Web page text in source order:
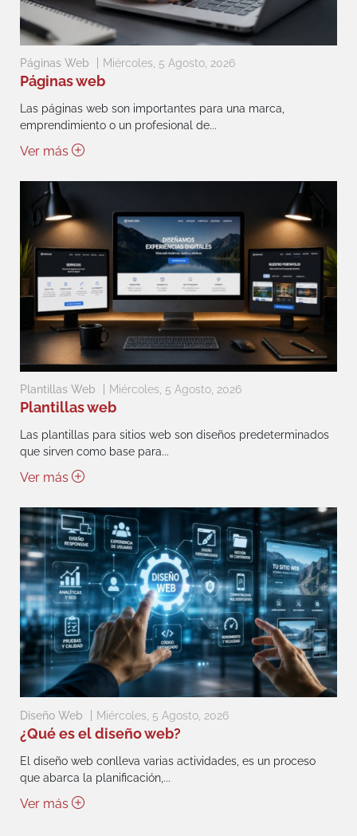
Páginas Web Miércoles, 5 Agosto, 2026
Páginas web
Las páginas web son importantes para una marca,
emprendimiento o un profesional de...
Ver más
Plantillas Web Miércoles, 5 Agosto, 2026
Plantillas web
Las plantillas para sitios web son diseños predeterminados
que sirven como base para...
Ver más
Diseño Web Miércoles, 5 Agosto, 2026
¿Qué es el diseño web?
El diseño web conlleva varias actividades, es un proceso
que abarca la planificación,...
Ver más